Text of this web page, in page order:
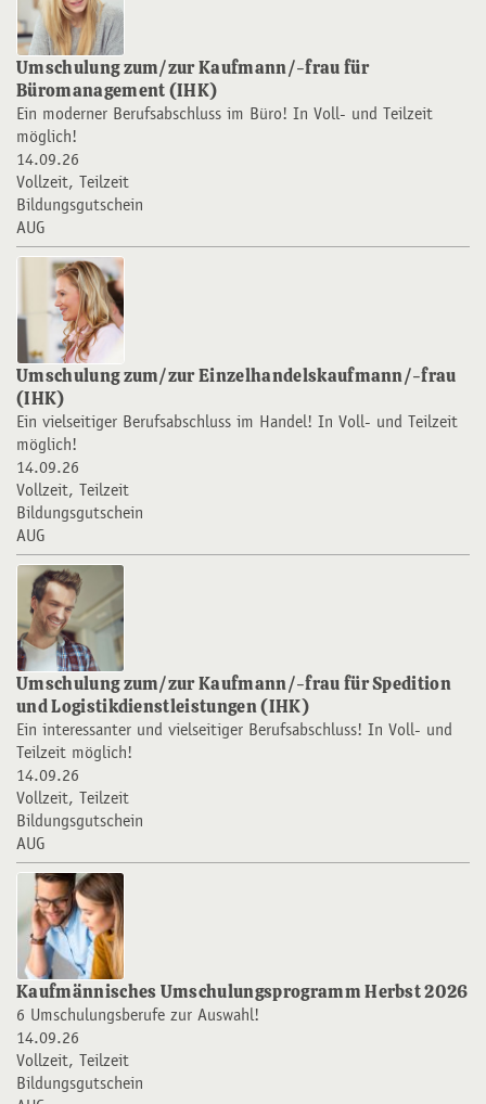
Umschulung zum/zur Kaufmann/-frau für
Büromanagement (IHK)
Ein moderner Berufsabschluss im Büro! In Voll- und Teilzeit
möglich!
14.09.26
Vollzeit, Teilzeit
Bildungsgutschein
AUG
Umschulung zum/zur Einzelhandelskaufmann/-frau
(IHK)
Ein vielseitiger Berufsabschluss im Handel! In Voll- und Teilzeit
möglich!
14.09.26
Vollzeit, Teilzeit
Bildungsgutschein
AUG
Umschulung zum/zur Kaufmann/-frau für Spedition
und Logistikdienstleistungen (IHK)
Ein interessanter und vielseitiger Berufsabschluss! In Voll- und
Teilzeit möglich!
14.09.26
Vollzeit, Teilzeit
Bildungsgutschein
AUG
Kaufmännisches Umschulungsprogramm Herbst 2026
6 Umschulungsberufe zur Auswahl!
14.09.26
Vollzeit, Teilzeit
Bildungsgutschein